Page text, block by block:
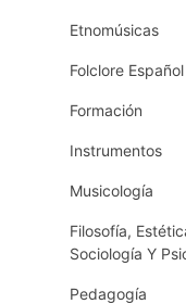
Etnomúsicas
Folclore Español
Formación
Instrumentos
Musicología
Filosofía,
Sociología Y
Pedagogía